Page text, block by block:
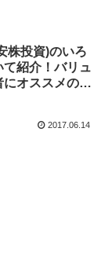
株投資)のいろ
紹介！バリュ
オススメの投
2017.06.14